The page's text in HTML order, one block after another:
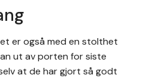
er også med en stolthet
ut av porten for siste
at de har gjort så godt